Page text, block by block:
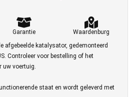
Garantie
Waardenburg
afgebeelde katalysator, gedemonteerd
Controleer voor bestelling of het
uw voertuig.
staat en wordt geleverd met